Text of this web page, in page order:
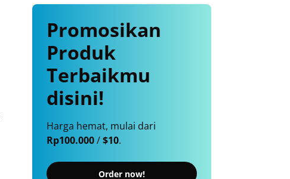
Promosikan
Produk
Terbaikmu
disini!
Harga hemat, mulai dari
Rp100.000/$10.
Order now!